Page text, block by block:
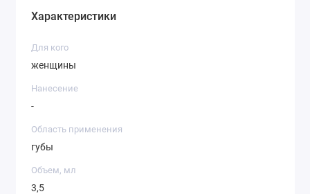
Характеристики
Для кого
женщины
Нанесение
-
Область применения
губы
Объем, мл
3,5